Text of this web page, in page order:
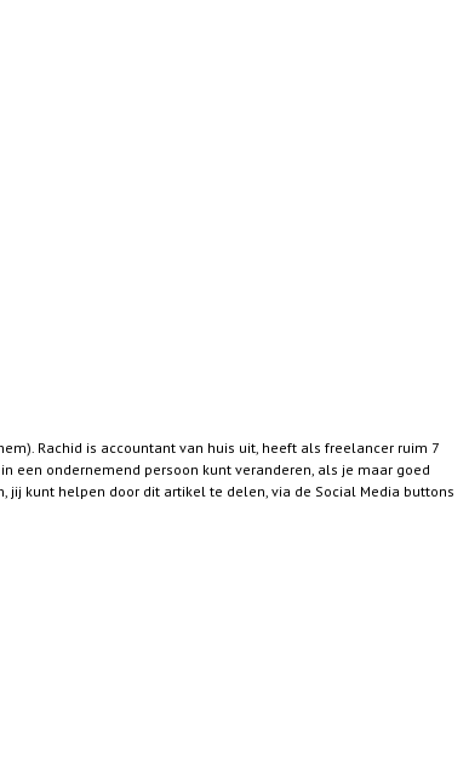
Rachid is accountant van huis uit, heeft als freelancer ruim 7
een ondernemend persoon kunt veranderen, als je maar goed
jij kunt helpen door dit artikel te delen, via de Social Media buttons